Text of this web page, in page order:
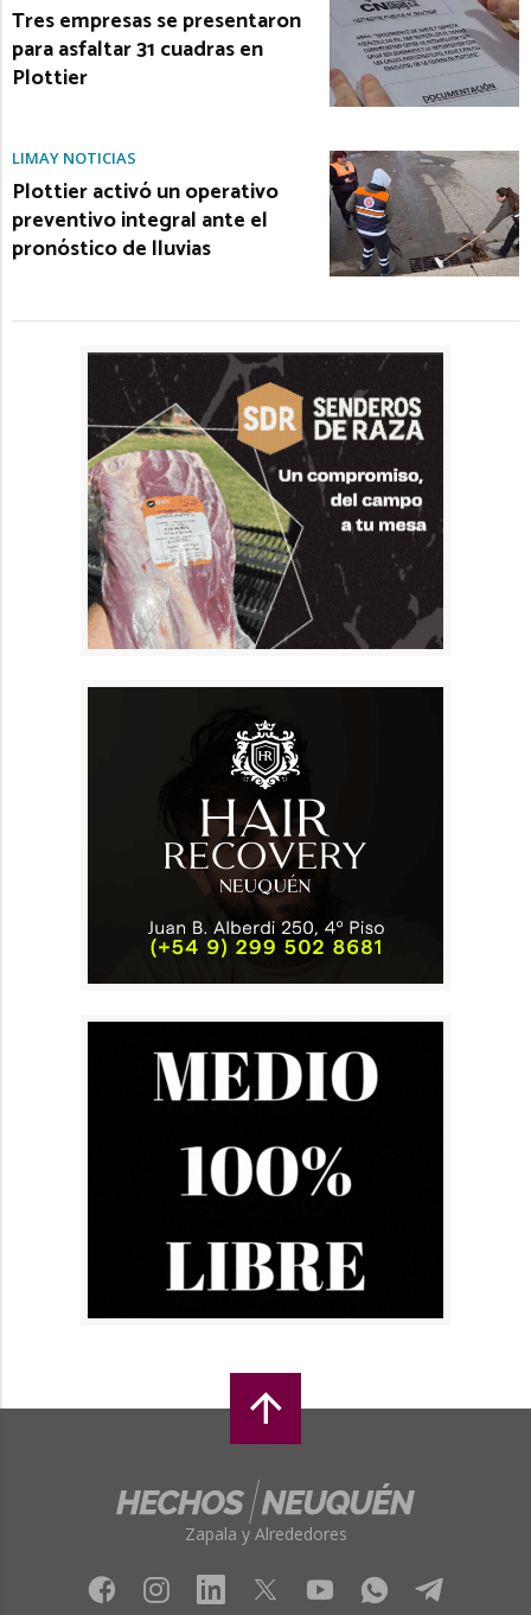
Tres empresas se presentaron
para asfaltar 31 cuadras en
Plottier
LIMAY NOTICIAS
Plottier activó un operativo
preventivo integral ante el
pronóstico de lluvias
Zapala y Alrededores